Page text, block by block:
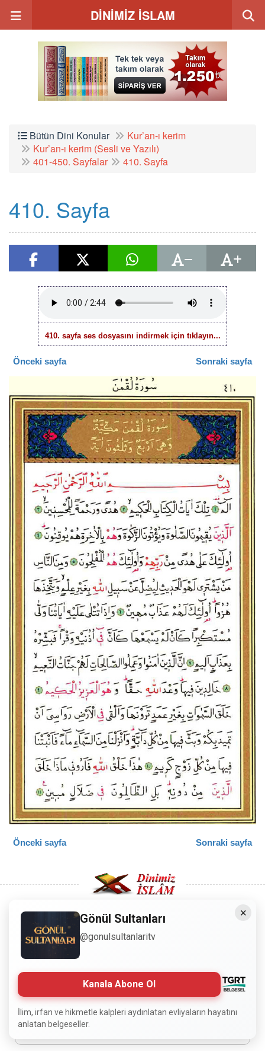
DİNİMİZ İSLAM
Bütün Dini Konular
Kur’an-ı kerim
Kur’an-ı kerim (Sesli ve Yazılı)
401-450. Sayfalar
410. Sayfa
410. Sayfa
410. sayfa ses dosyasını indirmek için tıklayın...
Önceki sayfa Sonraki sayfa
Önceki sayfa Sonraki sayfa
Copyright © 2008 - Dinimiz İslam. Her Hakkı Saklıdır.
Sitemizdeki bilgiler, bütün insanların istifadesi için
hazırlanmıştır. Orijinaline sadık kalmak şartıyla, izin
almaya gerek kalmadan, herkes istediği gibi alıp istifade
edebilir.
×
Gönül Sultanları
@gonulsultanlaritv
Kanala Abone Ol
İlim, irfan ve hikmetle kalpleri aydınlatan evliyaların hayatını
anlatan belgeseller.